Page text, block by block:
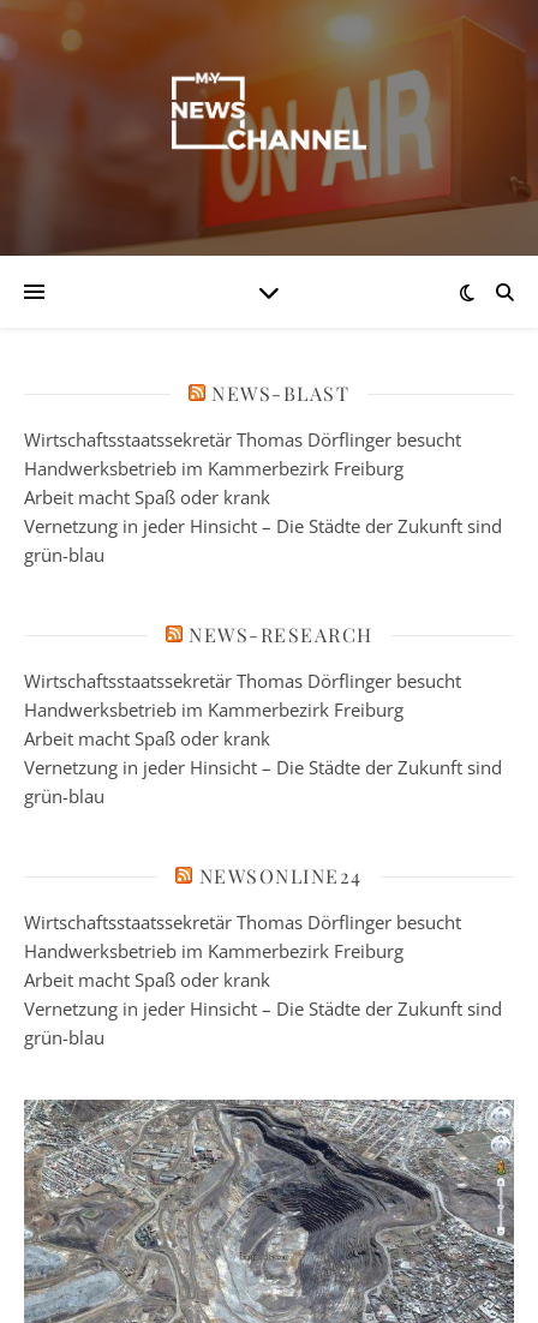
NEWS-BLAST
Wirtschaftsstaatssekretär Thomas Dörflinger besucht
Handwerksbetrieb im Kammerbezirk Freiburg
Arbeit macht Spaß oder krank
Vernetzung in jeder Hinsicht – Die Städte der Zukunft sind
grün-blau
NEWS-RESEARCH
Wirtschaftsstaatssekretär Thomas Dörflinger besucht
Handwerksbetrieb im Kammerbezirk Freiburg
Arbeit macht Spaß oder krank
Vernetzung in jeder Hinsicht – Die Städte der Zukunft sind
grün-blau
NEWSONLINE24
Wirtschaftsstaatssekretär Thomas Dörflinger besucht
Handwerksbetrieb im Kammerbezirk Freiburg
Arbeit macht Spaß oder krank
Vernetzung in jeder Hinsicht – Die Städte der Zukunft sind
grün-blau